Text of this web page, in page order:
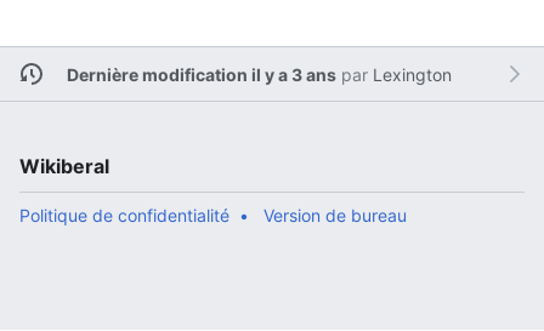
Dernière modification il y a 3 anspar Lexington
Wikiberal
Politique de confidentialité Version de bureau